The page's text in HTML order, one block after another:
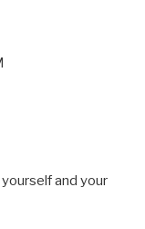
and your